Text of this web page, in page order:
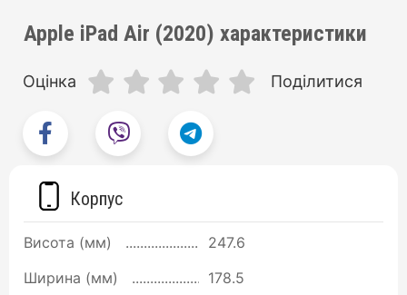
Apple iPad Air (2020) характеристики
Оцінка Поділитися
Корпус
Висота (мм)
247.6
Ширина (мм)
178.5